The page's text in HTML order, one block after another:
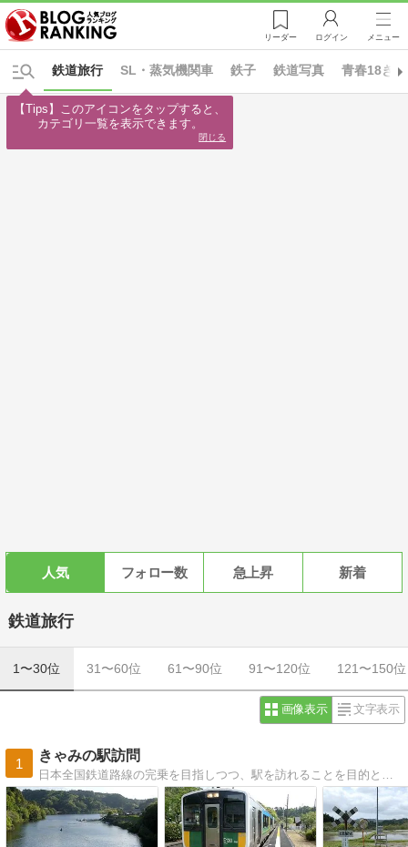
リーダー ログイン メニュー
SL・蒸気機関車 鉄子 鉄道写真
鉄道旅行 青春18き
人気 フォロー数 急上昇 新着
鉄道旅行
1〜30位 31〜60位 61〜90位 91〜120位 121〜150位
画像表示 文字表示
1
きゃみの駅訪問
【Tips】このアイコンをタップすると、
カテゴリ一覧を表示できます。
閉じる